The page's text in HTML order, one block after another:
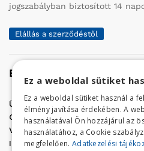
jogszabályban biztosított 14
Elállás a szerződéstől
Elérhetőség
Üzletünk címe:Szolnok, Vércse
Golf Center Áruház:06 (56)
VÁR-Kert Áruház: 06 (56) 429-
Iroda:06 (56) 421-857
Ez a weboldal sütiket
Ez a weboldal sütiket használ a
élmény javítása érdekében. A
használatával Ön hozzájárul az
használatához, a Cookie
megfelelően. Adatkezelési